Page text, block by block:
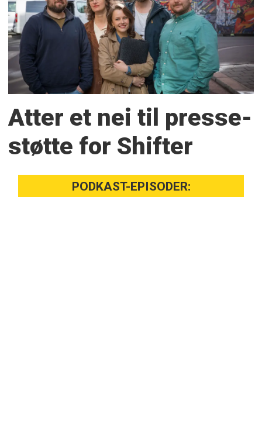
Atter et nei til presse­
støtte for Shifter
PODKAST-EPISODER: